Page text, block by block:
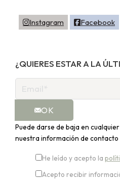
Instagram Facebook
¿QUIERES ESTAR A LA
OK
Puede darse de baja en
nuestra información de contacto
He leído y acepto la
Acepto recibir